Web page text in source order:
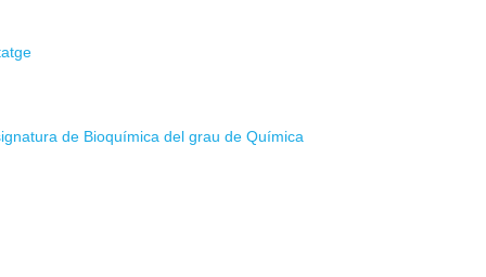
de Bioquímica del grau de Química